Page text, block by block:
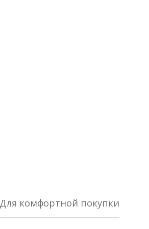
Для комфортной покупки